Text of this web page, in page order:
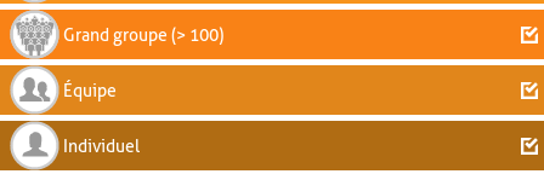
Grand groupe (> 100)
Équipe
Individuel